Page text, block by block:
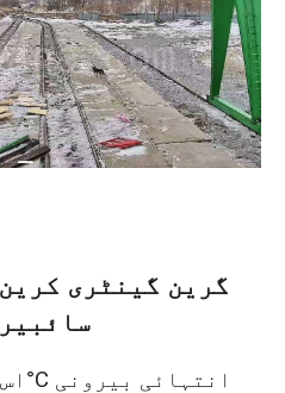
گرین گینٹری